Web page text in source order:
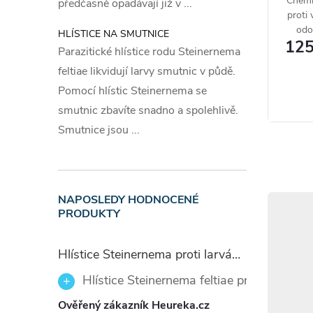
předčasně opadávají již v ...
HLÍSTICE NA SMUTNICE
Parazitické hlístice rodu Steinernema
feltiae likvidují larvy smutnic v půdě.
Pomocí hlístic Steinernema se
smutnic zbavíte snadno a spolehlivě.
Smutnice jsou ...
NAPOSLEDY HODNOCENÉ
PRODUKTY
Hlístice Steinernema proti larvám smutnic Nemaplus 5 milionů
Hlístice Steinernema feltiae proti larvám
Ověřený zákazník Heureka.cz
200g
proti